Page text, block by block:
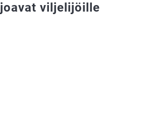
viljelijöille